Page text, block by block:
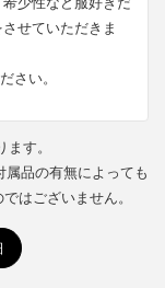
せていただきま
さい。
す。
品の有無によっても
はございません。